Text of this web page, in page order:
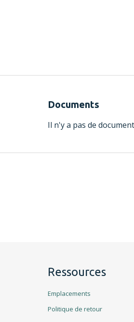
Documents
Il n'y a pas de
Ressources
Emplacements
Politique de retour